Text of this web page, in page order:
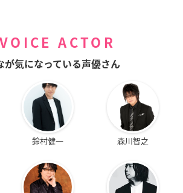
VOICE ACTOR
が気になっている声優さん
鈴村健一 森川智之